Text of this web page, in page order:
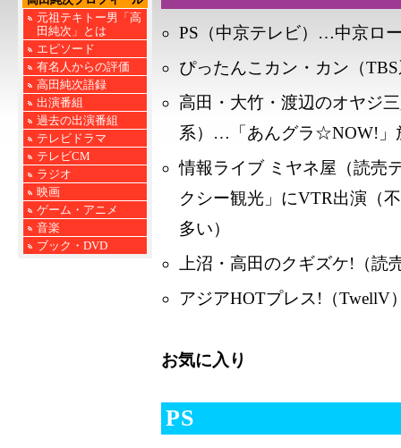
PS（中京テレビ）…中京ロ
ぴったんこカン・カン（
高田・大竹・渡辺のオヤジ
系）…「あんグラ☆NOW!」
情報ライブ ミヤネ屋（読売
クシー観光」にVTR出演（
多い）
上沼・高田のクギズケ!（
アジアHOTプレス!（TwellV
お気に入り
PS
元祖テキトー男「高
田純次」とは
エピソード
有名人からの評価
高田純次語録
出演番組
過去の出演番組
テレビドラマ
テレビCM
ラジオ
映画
ゲーム・アニメ
音楽
ブック・DVD